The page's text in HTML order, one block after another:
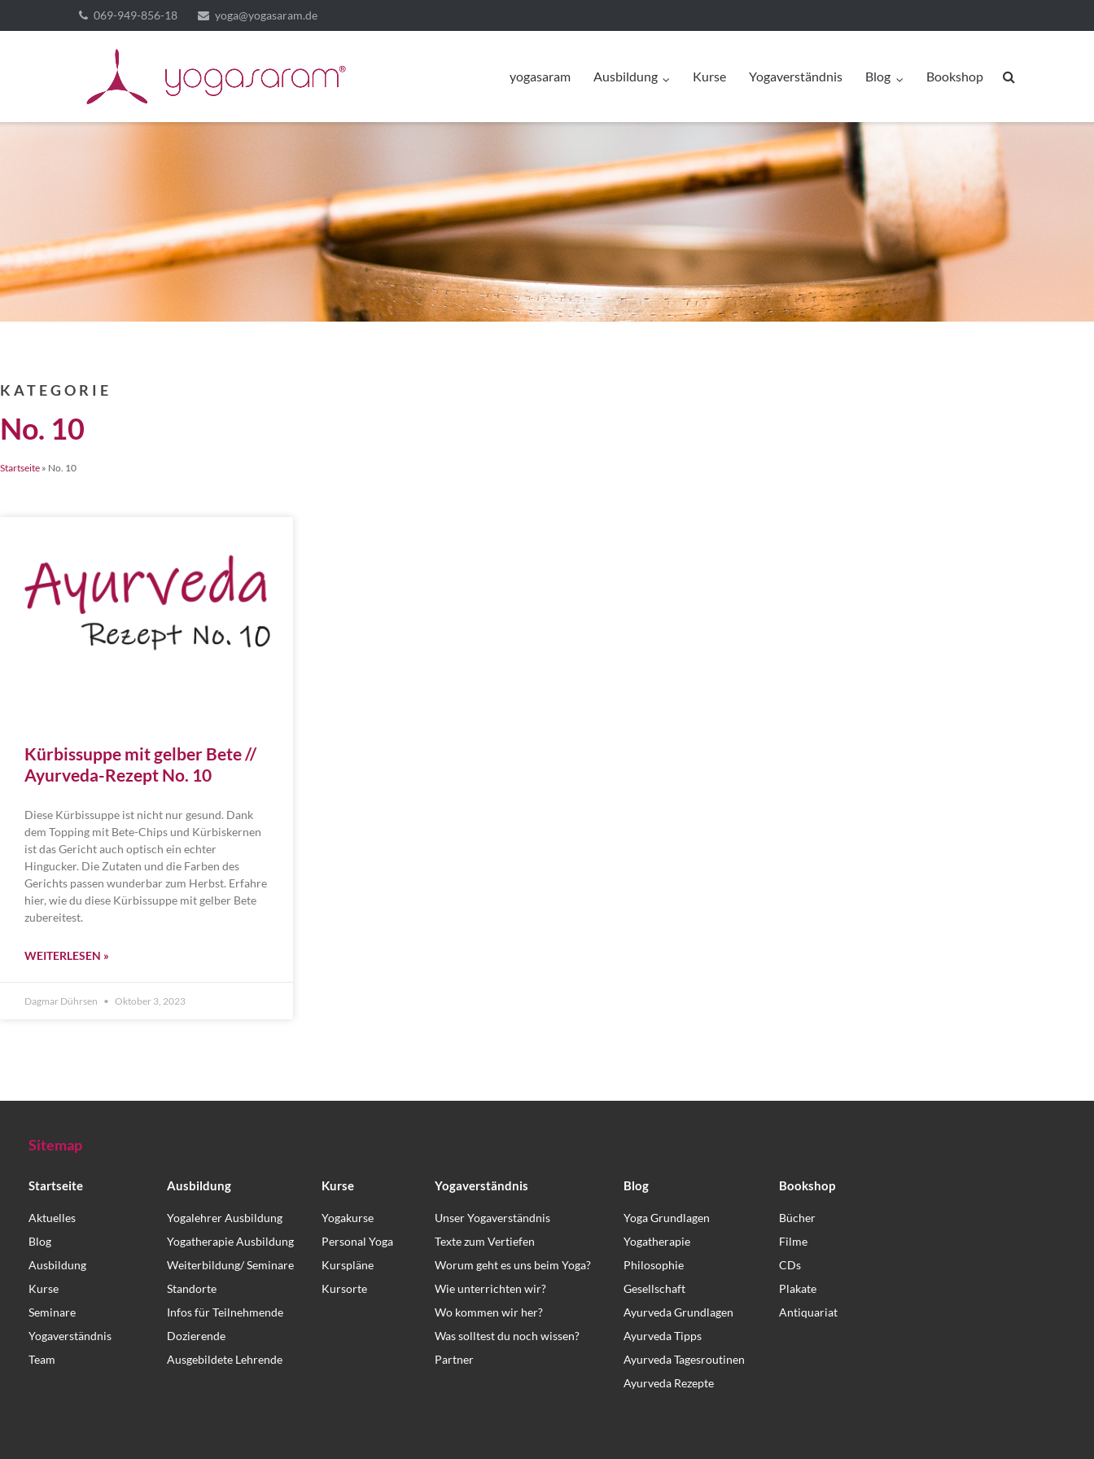
069-949-856-18 yoga@yogasaram.de
yogasaram Ausbildung Kurse Yogaverständnis Blog Bookshop
KATEGORIE
No. 10
Startseite » No. 10
Kürbissuppe mit gelber Bete //
Ayurveda-Rezept No. 10
Diese Kürbissuppe ist nicht nur gesund. Dank
dem Topping mit Bete-Chips und Kürbiskernen
ist das Gericht auch optisch ein echter
Hingucker. Die Zutaten und die Farben des
Gerichts passen wunderbar zum Herbst. Erfahre
hier, wie du diese Kürbissuppe mit gelber Bete
zubereitest.
WEITERLESEN »
Dagmar Dührsen Oktober 3, 2023
Sitemap
Startseite
Aktuelles
Blog
Ausbildung
Kurse
Seminare
Yogaverständnis
Team
Ausbildung
Yogalehrer Ausbildung
Yogatherapie Ausbildung
Weiterbildung/ Seminare
Standorte
Infos für Teilnehmende
Dozierende
Ausgebildete Lehrende
Kurse
Yogakurse
Personal Yoga
Kurspläne
Kursorte
Yogaverständnis
Unser Yogaverständnis
Texte zum Vertiefen
Worum geht es uns beim Yoga?
Wie unterrichten wir?
Wo kommen wir her?
Was solltest du noch wissen?
Partner
Blog
Yoga Grundlagen
Yogatherapie
Philosophie
Gesellschaft
Ayurveda Grundlagen
Ayurveda Tipps
Ayurveda Tagesroutinen
Ayurveda Rezepte
Bookshop
Bücher
Filme
CDs
Plakate
Antiquariat